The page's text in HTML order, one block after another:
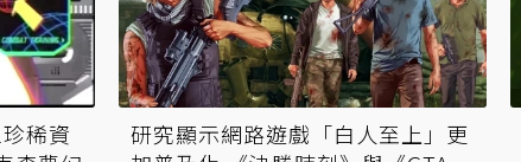
稀資
研究顯示網路遊戲「白人至上」更